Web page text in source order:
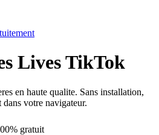
Lives TikTok
en haute qualite. Sans installation,
votre navigateur.
gratuit